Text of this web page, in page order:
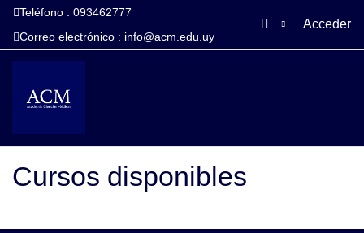
Teléfono : 093462777
Correo electrónico : info@acm.edu.uy
Acceder
Cursos disponibles